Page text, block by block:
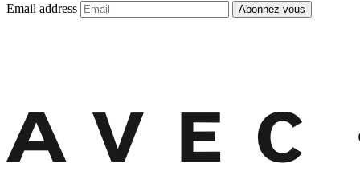
Email address Abonnez-vous